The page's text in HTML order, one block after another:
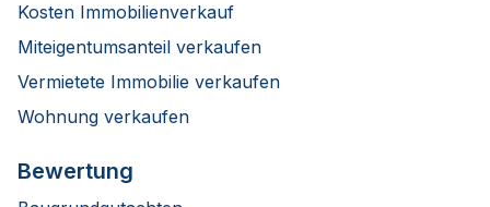
Kosten Immobilienverkauf
Miteigentumsanteil verkaufen
Vermietete Immobilie verkaufen
Wohnung verkaufen
Bewertung